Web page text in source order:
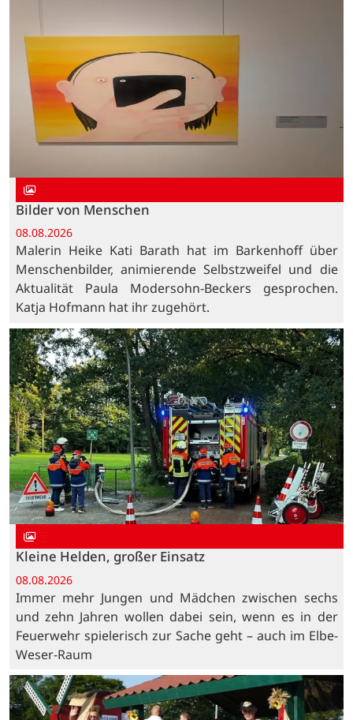
Bilder von Menschen
08.08.2026
Malerin Heike Kati Barath hat im Barkenhoff über
Menschenbilder, animierende Selbstzweifel und die
Aktualität Paula Modersohn-Beckers gesprochen.
Katja Hofmann hat ihr zugehört.
Kleine Helden, großer Einsatz
08.08.2026
Immer mehr Jungen und Mädchen zwischen sechs
und zehn Jahren wollen dabei sein, wenn es in der
Feuerwehr spielerisch zur Sache geht – auch im Elbe-
Weser-Raum